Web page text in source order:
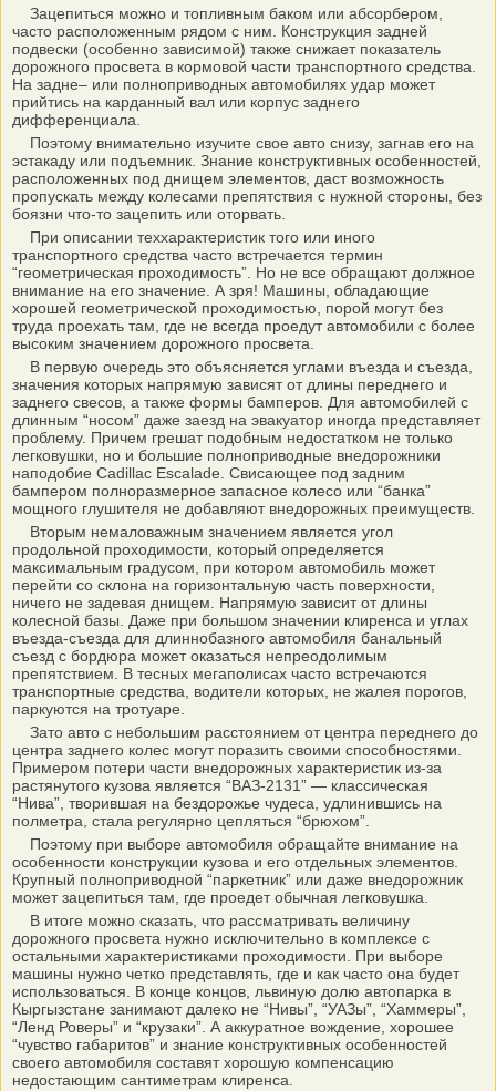
Зацепиться можно и топливным баком или абсорбером,
часто расположенным рядом с ним. Конструкция задней
подвески (особенно зависимой) также снижает показатель
дорожного просвета в кормовой части транспортного средства.
На задне– или полноприводных автомобилях удар может
прийтись на карданный вал или корпус заднего
дифференциала.
Поэтому внимательно изучите свое авто снизу, загнав его на
эстакаду или подъемник. Знание конструктивных особенностей,
расположенных под днищем элементов, даст возможность
пропускать между колесами препятствия с нужной стороны, без
боязни что-то зацепить или оторвать.
При описании теххарактеристик того или иного
транспортного средства часто встречается термин
“геометрическая проходимость”. Но не все обращают должное
внимание на его значение. А зря! Машины, обладающие
хорошей геометрической проходимостью, порой могут без
труда проехать там, где не всегда проедут автомобили с более
высоким значением дорожного просвета.
В первую очередь это объясняется углами въезда и съезда,
значения которых напрямую зависят от длины переднего и
заднего свесов, а также формы бамперов. Для автомобилей с
длинным “носом” даже заезд на эвакуатор иногда представляет
проблему. Причем грешат подобным недостатком не только
легковушки, но и большие полноприводные внедорожники
наподобие Cadillac Escalade. Свисающее под задним
бампером полноразмерное запасное колесо или “банка”
мощного глушителя не добавляют внедорожных преимуществ.
Вторым немаловажным значением является угол
продольной проходимости, который определяется
максимальным градусом, при котором автомобиль может
перейти со склона на горизонтальную часть поверхности,
ничего не задевая днищем. Напрямую зависит от длины
колесной базы. Даже при большом значении клиренса и углах
въезда-съезда для длиннобазного автомобиля банальный
съезд с бордюра может оказаться непреодолимым
препятствием. В тесных мегаполисах часто встречаются
транспортные средства, водители которых, не жалея порогов,
паркуются на тротуаре.
Зато авто с небольшим расстоянием от центра переднего до
центра заднего колес могут поразить своими способностями.
Примером потери части внедорожных характеристик из-за
растянутого кузова является “ВАЗ-2131” — классическая
“Нива”, творившая на бездорожье чудеса, удлинившись на
полметра, стала регулярно цепляться “брюхом”.
Поэтому при выборе автомобиля обращайте внимание на
особенности конструкции кузова и его отдельных элементов.
Крупный полноприводной “паркетник” или даже внедорожник
может зацепиться там, где проедет обычная легковушка.
В итоге можно сказать, что рассматривать величину
дорожного просвета нужно исключительно в комплексе с
остальными характеристиками проходимости. При выборе
машины нужно четко представлять, где и как часто она будет
использоваться. В конце концов, львиную долю автопарка в
Кыргызстане занимают далеко не “Нивы”, “УАЗы”, “Хаммеры”,
“Ленд Роверы” и “крузаки”. А аккуратное вождение, хорошее
“чувство габаритов” и знание конструктивных особенностей
своего автомобиля составят хорошую компенсацию
недостающим сантиметрам клиренса.